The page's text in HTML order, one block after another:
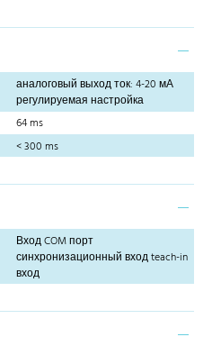
аналоговый выход ток: 4-20 мА
регулируемая настройка
64 ms
< 300 ms
Вход COM порт
синхронизационный вход teach-in
вход